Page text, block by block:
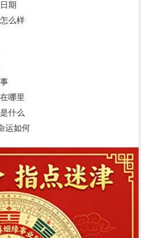
期
么样
哪里
什么
运如何